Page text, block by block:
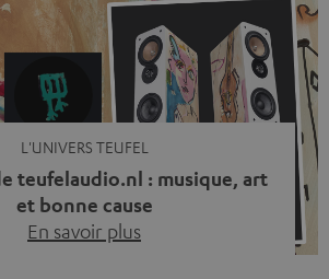
L'UNIVERS TEUFEL
teufelaudio.nl : musique, art
et bonne cause
En savoir plus